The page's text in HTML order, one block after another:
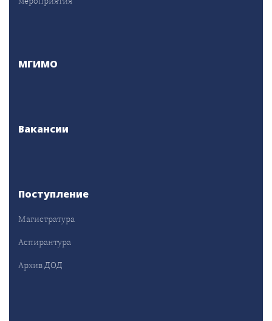
МГИМО
Вакансии
Поступление
Магистратура
Аспирантура
Архив ДОД